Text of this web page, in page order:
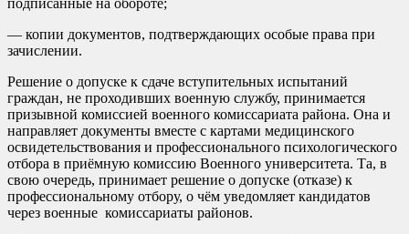
— копии документов, подтверждающих особые права при
зачислении.
Решение о допуске к сдаче вступительных испытаний
граждан, не проходивших военную службу, принимается
призывной комиссией военного комиссариата района. Она и
направляет документы вместе с картами медицинского
освидетельствования и профессионального психологического
отбора в приёмную комиссию Военного университета. Та, в
свою очередь, принимает решение о допуске (отказе) к
профессиональному отбору, о чём уведомляет кандидатов
через военные комиссариаты районов.